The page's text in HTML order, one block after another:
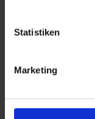
Statistiken
Marketing